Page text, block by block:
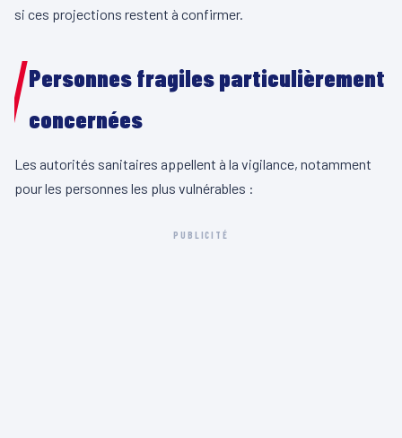
si ces projections restent à confirmer.
Personnes fragiles particulièrement
concernées
Les autorités sanitaires appellent à la vigilance, notamment
pour les personnes les plus vulnérables :
PUBLICITÉ